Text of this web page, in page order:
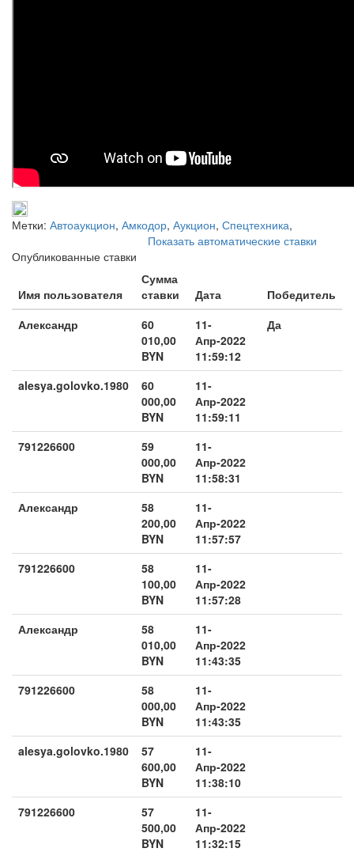
Метки: Автоаукцион, Амкодор, Аукцион, Спецтехника,
Показать автоматические ставки
Опубликованные ставки
Имя пользователя
Сумма
ставки
Дата
Победитель
Александр
60
010,00
BYN
11-
Апр-2022
11:59:12
Да
alesya.golovko.1980
60
000,00
BYN
11-
Апр-2022
11:59:11
791226600
59
000,00
BYN
11-
Апр-2022
11:58:31
Александр
58
200,00
BYN
11-
Апр-2022
11:57:57
791226600
58
100,00
BYN
11-
Апр-2022
11:57:28
Александр
58
010,00
BYN
11-
Апр-2022
11:43:35
791226600
58
000,00
BYN
11-
Апр-2022
11:43:35
alesya.golovko.1980
57
600,00
BYN
11-
Апр-2022
11:38:10
791226600
57
500,00
BYN
11-
Апр-2022
11:32:15